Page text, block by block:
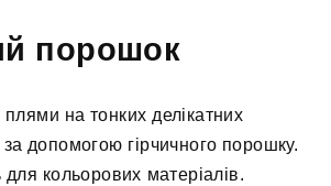
порошок
на тонких делікатних
допомогою гірчичного порошку.
для кольорових матеріалів.